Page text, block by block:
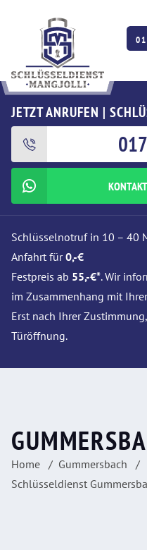
JETZT ANRUFEN |
Schlüsselnotruf in 10 – 40
Anfahrt für0,-€
Festpreis ab 55,-€*. Wir
im Zusammenhang mit
Erst nach Ihrer
Türöffnung.
Home
Gummersbach
Schlüsseldienst